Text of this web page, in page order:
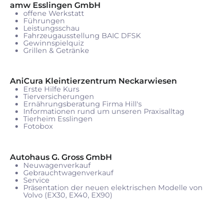
amw Esslingen GmbH
offene Werkstatt
Führungen
Leistungsschau
Fahrzeugausstellung BAIC DFSK
Gewinnspielquiz
Grillen & Getränke
AniCura Kleintierzentrum Neckarwiesen
Erste Hilfe Kurs
Tierversicherungen
Ernährungsberatung Firma Hill's
Informationen rund um unseren Praxisalltag
Tierheim Esslingen
Fotobox
Autohaus G. Gross GmbH
Neuwagenverkauf
Gebrauchtwagenverkauf
Service
Präsentation der neuen elektrischen Modelle von
Volvo (EX30, EX40, EX90)